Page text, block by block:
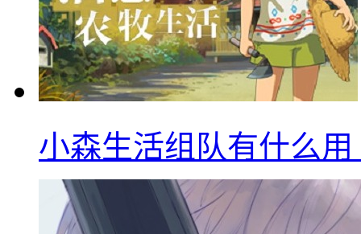
小森生活组队有什么